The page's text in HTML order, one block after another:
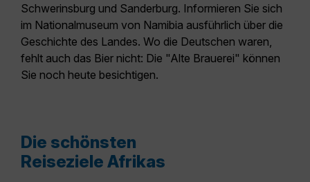
Schwerinsburg und Sanderburg. Informieren Sie sich
im Nationalmuseum von Namibia ausführlich über die
Geschichte des Landes. Wo die Deutschen waren,
fehlt auch das Bier nicht: Die "Alte Brauerei" können
Sie noch heute besichtigen.
Die schönsten
Reiseziele Afrikas